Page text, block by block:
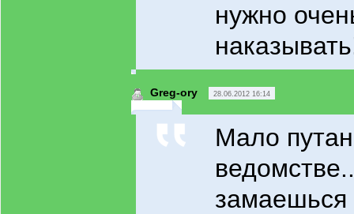
нужно
Greg-ory 28.06.2012 16:14
Мало
замаешься